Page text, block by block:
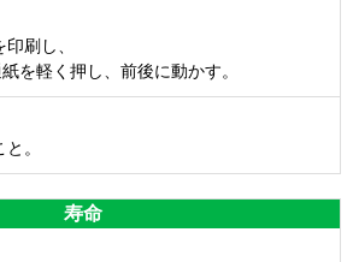
刷し、
を軽く押し、前後に動かす。
。
寿命